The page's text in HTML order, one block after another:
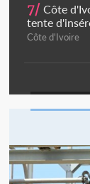
7/ Côte
tente
Côte d'Ivoire